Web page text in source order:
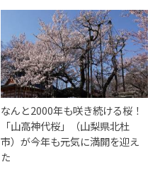
なんと2000年も咲き続ける桜！
「山高神代桜」（山梨県北杜
市）が今年も元気に満開を迎え
た